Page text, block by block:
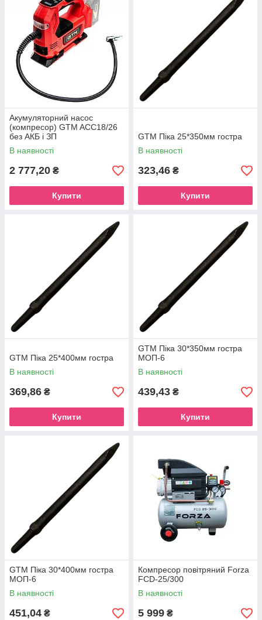
Акумуляторний насос
(компресор) GTM AСC18/26
без АКБ і ЗП
В наявності
2 777,20 ₴
Купити
GTM Піка 25*350мм гостра
В наявності
323,46 ₴
Купити
GTM Піка 25*400мм гостра
В наявності
369,86 ₴
Купити
GTM Піка 30*350мм гостра
МОП-6
В наявності
439,43 ₴
Купити
GTM Піка 30*400мм гостра
МОП-6
В наявності
451,04 ₴
Компресор повітряний Forza
FCD-25/300
В наявності
5 999 ₴